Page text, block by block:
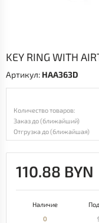
KEY RING WITH
Артикул: HAA363D
Количество товаров:
Заказ до (ближайший)
Отгрузка до (ближайшая)
110.88 BYN
Наличие
0